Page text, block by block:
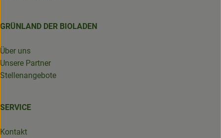
GRÜNLAND DER BIOLADEN
Über uns
Unsere Partner
Stellenangebote
SERVICE
Kontakt